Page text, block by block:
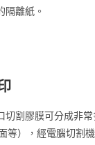
隔離紙。
切割膠膜可分成非常
等），經電腦切割